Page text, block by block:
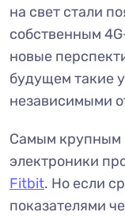
на свет стали
собственным
новые
будущем такие
независимыми
Самым крупным
электроники
Fitbit. Но если
показателями